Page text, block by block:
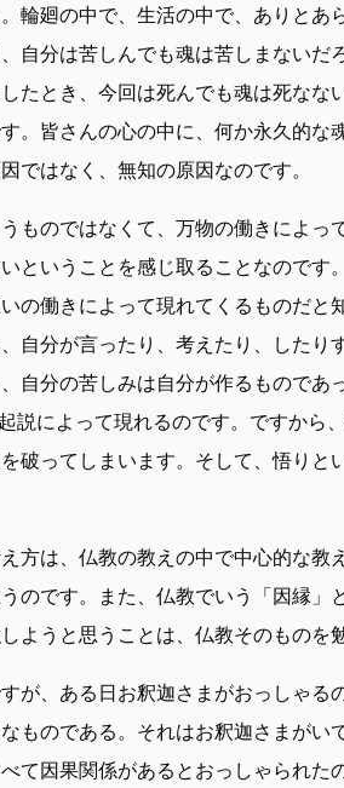
輪廻の中で、生活の中で、ありとあ
自分は苦しんでも魂は苦しまないだ
たとき、今回は死んでも魂は死なな
。皆さんの心の中に、何か永久的な
ではなく、無知の原因なのです。
ものではなくて、万物の働きによっ
ということを感じ取ることなのです
の働きによって現れてくるものだと
自分が言ったり、考えたり、したり
自分の苦しみは自分が作るものであ
説によって現れるのです。ですから
破ってしまいます。そして、悟りと
方は、仏教の教えの中で中心的な教
のです。また、仏教でいう「因縁」
ようと思うことは、仏教そのものを
が、ある日お釈迦さまがおっしゃる
ものである。それはお釈迦さまがい
て因果関係があるとおっしゃられた